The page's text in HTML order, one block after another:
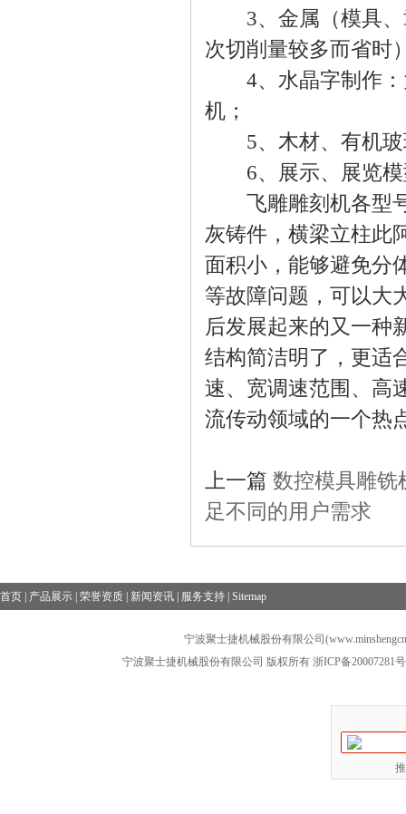
3、金属（模具、
次切削量较多而省时
4、水晶字制作：
机；
5、木材、有机玻
6、展示、展览模
飞雕雕刻机各型号
灰铸件，横梁立柱此
面积小，能够避免分
等故障问题，可以大
后发展起来的又一种
结构简洁明了，更适
速、宽调速范围、高
流传动领域的一个热
上一篇 数控模具雕铣
足不同的用户需求
首页 产品展示 荣誉资质 新闻资讯 服务支持 Sitemap
宁波聚士捷机械股份有限公司
宁波聚士捷机械股份有限公司 版权所有 浙ICP备20007281